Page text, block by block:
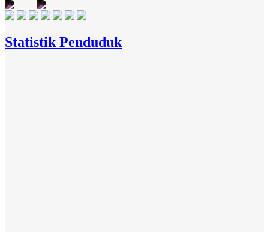
Statistik Penduduk